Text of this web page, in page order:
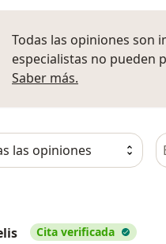
Todas las opiniones son
especialistas no pueden
Saber más.
Cita verificada